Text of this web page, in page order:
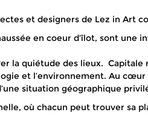
et designers de Lez in Art
en coeur d’îlot, sont une
la quiétude des lieux.
et l’environnement. Au
situation géographique
où chacun peut trouver sa